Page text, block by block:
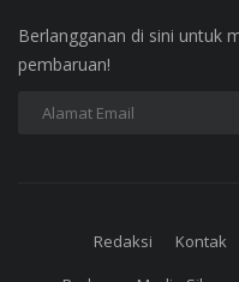
Berlangganan di sini untuk
pembaruan!
Redaksi Kontak